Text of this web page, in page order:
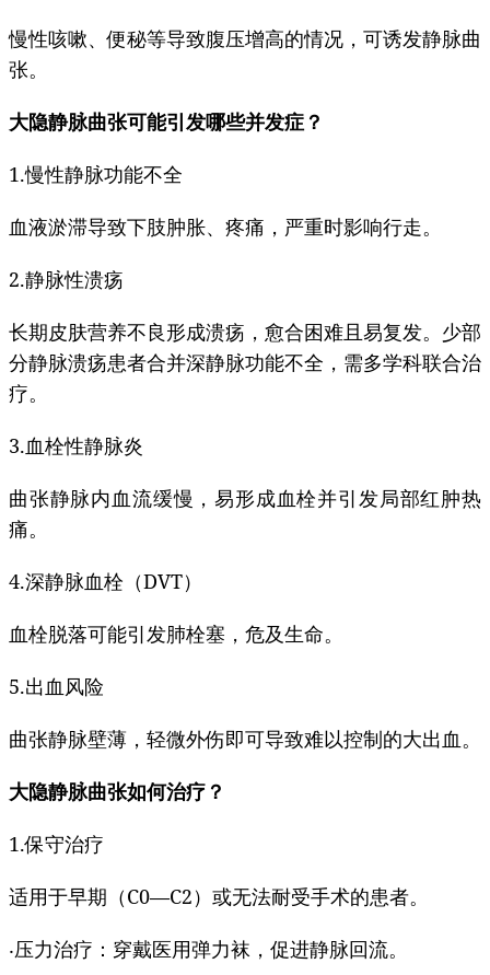
慢性咳嗽、便秘等导致腹压增高的情况，可诱发静脉曲
张。
大隐静脉曲张可能引发哪些并发症？
1.慢性静脉功能不全
血液淤滞导致下肢肿胀、疼痛，严重时影响行走。
2.静脉性溃疡
长期皮肤营养不良形成溃疡，愈合困难且易复发。少部
分静脉溃疡患者合并深静脉功能不全，需多学科联合治
疗。
3.血栓性静脉炎
曲张静脉内血流缓慢，易形成血栓并引发局部红肿热
痛。
4.深静脉血栓（DVT）
血栓脱落可能引发肺栓塞，危及生命。
5.出血风险
曲张静脉壁薄，轻微外伤即可导致难以控制的大出血。
大隐静脉曲张如何治疗？
1.保守治疗
适用于早期（C0—C2）或无法耐受手术的患者。
‧压力治疗：穿戴医用弹力袜，促进静脉回流。